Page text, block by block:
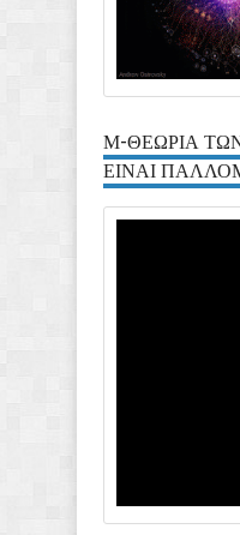
Μ-ΘΕΩΡΙΑ
ΕΙΝΑΙ